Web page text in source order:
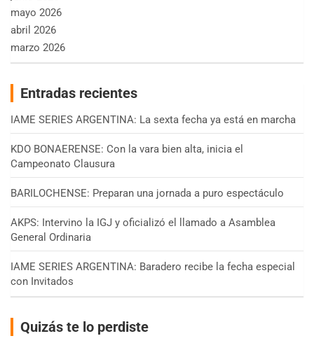
mayo 2026
abril 2026
marzo 2026
Entradas recientes
IAME SERIES ARGENTINA: La sexta fecha ya está en marcha
KDO BONAERENSE: Con la vara bien alta, inicia el
Campeonato Clausura
BARILOCHENSE: Preparan una jornada a puro espectáculo
AKPS: Intervino la IGJ y oficializó el llamado a Asamblea
General Ordinaria
IAME SERIES ARGENTINA: Baradero recibe la fecha especial
con Invitados
Quizás te lo perdiste